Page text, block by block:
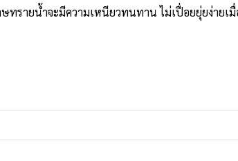
ทรายน้ำจะมีความเหนียวทนทาน ไม่เปื่อยยุ่ยง่ายเมื่